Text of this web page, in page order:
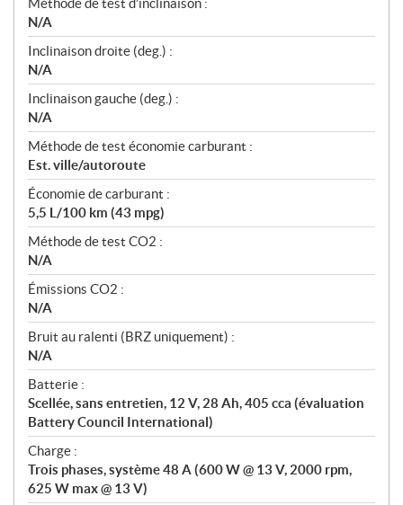
N/A
Inclinaison droite (deg.) :
N/A
Inclinaison gauche (deg.) :
N/A
Méthode de test économie carburant :
Est. ville/autoroute
Économie de carburant :
5,5 L/100 km (43 mpg)
Méthode de test CO2 :
N/A
Émissions CO2 :
N/A
Bruit au ralenti (BRZ uniquement) :
N/A
Batterie :
Scellée, sans entretien, 12 V, 28 Ah, 405 cca (évaluation
Battery Council International)
Charge :
Trois phases, système 48 A (600 W @ 13 V, 2000 rpm,
625 W max @ 13 V)